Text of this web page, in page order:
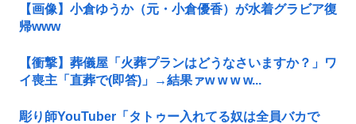
【画像】小倉ゆうか（元・小倉優香）が水着グラビア復
帰www
【衝撃】葬儀屋「火葬プランはどうなさいますか？」ワ
イ喪主「直葬で(即答)」→結果ァw w w w...
彫り師YouTuber「タトゥー入れてる奴は全員バカで